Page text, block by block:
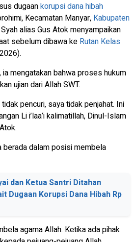
dugaankorupsi dana hibah
Kecamatan Manyar, Kabupaten
alias Gus Atok menyampaikan
sebelum dibawa ke Rutan Kelas
ia mengatakan bahwa proses hukum
ujian dari Allah SWT.
pencuri, saya tidak penjahat. Ini
Li i’laa’i kalimatillah, Dinul-Islam
berada dalam posisi membela
dan Ketua Santri Ditahan
Dugaan Korupsi Dana Hibah Rp
agama Allah. Ketika ada pihak